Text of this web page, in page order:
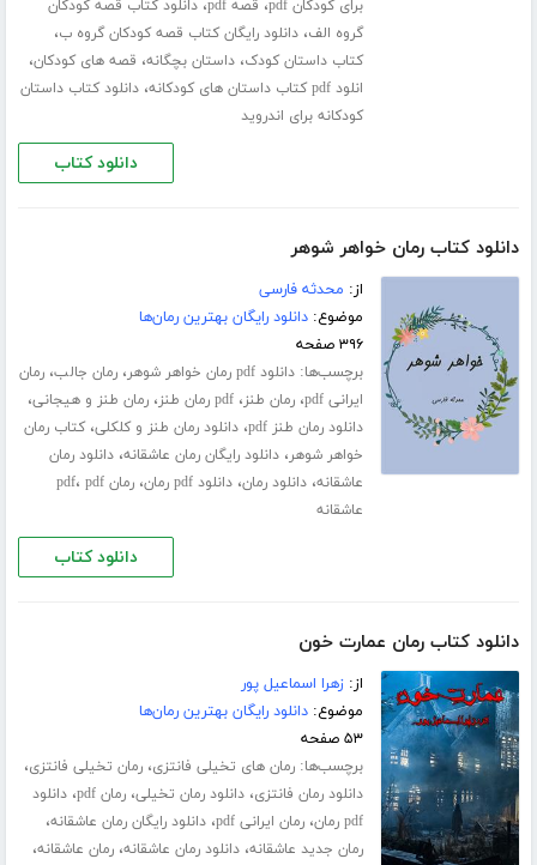
برای کودکان pdf ، قصه pdf ،دانلود کتاب قصه کودکان
گروه الف،دانلود رایگان کتاب قصه کودکان گروه ب،
کتاب داستان کودک،داستان بچگانه، قصه های کودکان،
انلود pdf کتاب داستان های کودکانه ،دانلود کتاب داستان
کودکانه برای اندروید
دانلود کتاب
دانلود کتاب رمان خواهر شوهر
از: محدثه فارسی
موضوع:دانلود رایگان بهترین رمان‌ها
۳۹۶ صفحه
برچسب‌ها:دانلود pdf رمان خواهر شوهر ،رمان جالب،رمان
ایرانی pdf
،رمان طنز،pdf رمان طنز ،رمان طنز و هیجانی،
دانلود رمان طنز pdf ،دانلود رمان طنز و کلکلی،کتاب رمان
خواهر شوهر،دانلود رایگان رمان عاشقانه،دانلود رمان
عاشقانه،دانلود رمان،دانلود pdf رمان ،رمان pdf ، pdf
عاشقانه
دانلود کتاب
دانلود کتاب رمان عمارت خون
از:زهرا اسماعیل پور
موضوع:دانلود رایگان بهترین رمان‌ها
۵۳ صفحه
برچسب‌ها:رمان های تخیلی فانتزی،رمان تخیلی فانتزی،
دانلود رمان فانتزی،دانلود رمان تخیلی،رمان pdf ،دانلود
pdf رمان
،رمان ایرانی pdf ،دانلود رایگان رمان عاشقانه،
رمان جدید عاشقانه،دانلود رمان عاشقانه،رمان عاشقانه،